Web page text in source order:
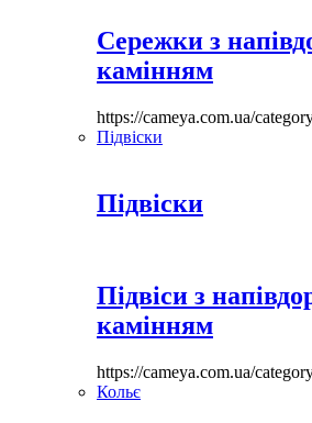
Сережки з
камінням
https://cameya.com.ua/
Підвіски
Підвіски
Підвіси з
камінням
https://cameya.com.ua/
Кольє